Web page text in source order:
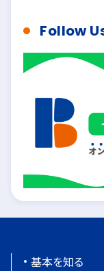
Follow
基本を知る